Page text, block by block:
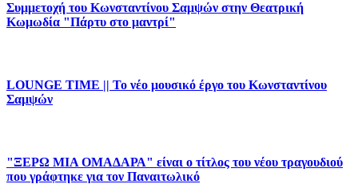
Συμμετοχή του Κωνσταντίνου Σαμψών στην Θεατρική
Κωμωδία "Πάρτυ στο μαντρί"
LOUNGE TIME || Το νέο μουσικό έργο του Κωνσταντίνου
Σαμψών
"ΞΕΡΩ ΜΙΑ ΟΜΑΔΑΡΑ" είναι ο τίτλος του νέου τραγουδιού
που γράφτηκε για τον Παναιτωλικό